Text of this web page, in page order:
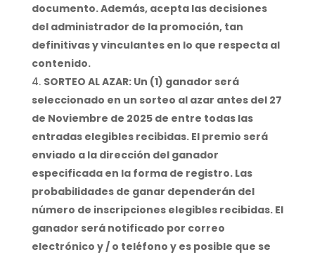
documento. Además, acepta las decisiones
del administrador de la promoción, tan
definitivas y vinculantes en lo que respecta al
contenido.
SORTEO AL AZAR: Un (1) ganador será
seleccionado en un sorteo al azar antes del 27
de Noviembre de 2025 de entre todas las
entradas elegibles recibidas. El premio será
enviado a la dirección del ganador
especificada en la forma de registro. Las
probabilidades de ganar dependerán del
número de inscripciones elegibles recibidas. El
ganador será notificado por correo
electrónico y / o teléfono y es posible que se